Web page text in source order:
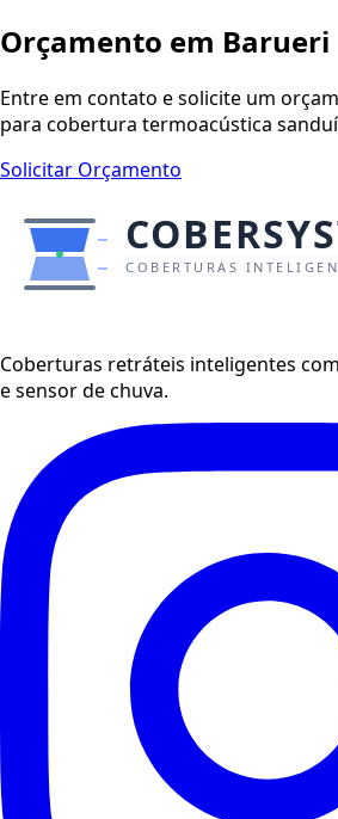
Orçamento em Barueri
Entre em contato e solicite um
para cobertura termoacústica
Solicitar Orçamento
Coberturas retráteis inteligentes
e sensor de chuva.